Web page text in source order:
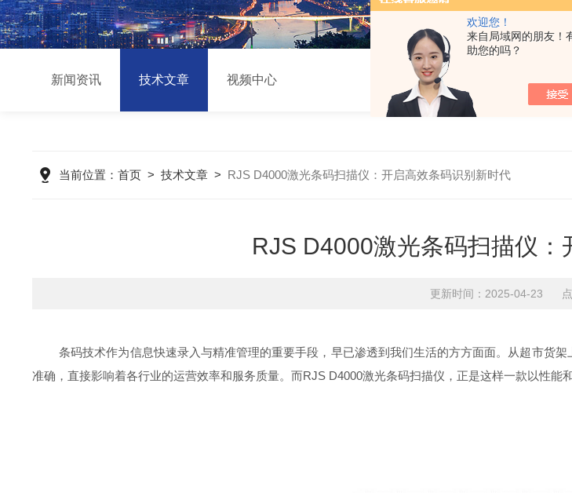
欢迎您！
来自局域网的朋友！
助您的吗？
新闻资讯 技术文章 视频中心
当前位置： 首页> 技术文章> RJS D4000激光条码扫描仪：开启高效条码识别新时代
RJS D4000激光条码扫描仪
更新时间：2025-04-23 点
条码技术作为信息快速录入与精准管理的重要手段，早已渗透到我们生活的方方面面。从超市货架
准确，直接影响着各行业的运营效率和服务质量。而RJS D4000激光条码扫描仪，正是这样一款以性能